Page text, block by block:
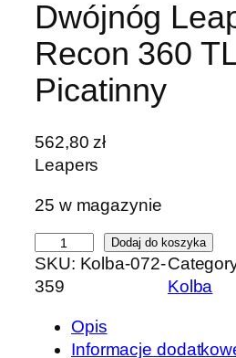
Dwójnóg
Recon 360
Picatinny
562,80zł
Leapers
25 w magazynie
l
o
Dodaj do koszyka
SKU: Kolba-072-
359
Kolba
Opis
Informacje